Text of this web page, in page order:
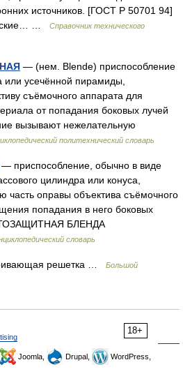
источников. [ГОСТ Р 50701 94]
…
Справочник технического
— (нем. Blende) приспособление
или усечённой пирамиды,
съёмочного аппарата для
от попадания боковых лучей
вызывают нежелательную
политехнический словарь
— приспособление, обычно в виде
цилиндра или конуса,
оправы объектива съёмочного
попадания в него боковых
БЛЕНДА
словарь
решетка …
Большой
18+
Joomla, Drupal,
WordPress,